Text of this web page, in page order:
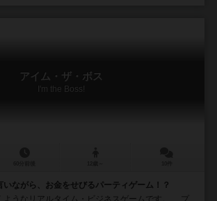
アイム・ザ・ボス
I'm the Boss!
いながら、お金をせびるパーティゲーム！？
うなリアルタイム・ビジネスゲームです。 プ